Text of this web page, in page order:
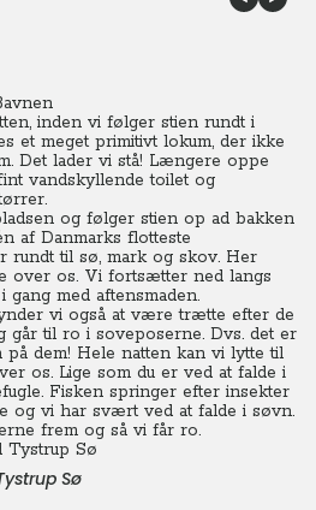
inden vi følger stien rundt i
et meget primitivt lokum, der ikke
Det lader vi stå! Længere oppe
vandskyllende toilet og
og følger stien op ad bakken
af Danmarks flotteste
rundt til sø, mark og skov. Her
over os. Vi fortsætter ned langs
med aftensmaden.
vi også at være trætte efter de
går til ro i soveposerne. Dvs. det er
på dem! Hele natten kan vi lytte til
os. Lige som du er ved at falde i
Fisken springer efter insekter
og vi har svært ved at falde i søvn.
frem og så vi får ro.
Sø